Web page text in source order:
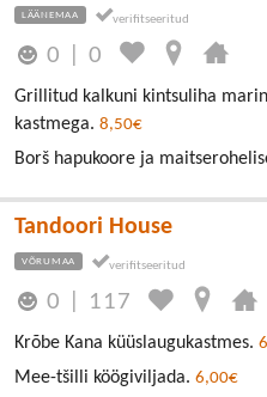
LÄÄNEMAA
0 |0
Grillitud kalkuni kintsuliha
kastmega. 8,50€
Borš hapukoore ja
Tandoori House
VÕRUMAA
0 117
Krõbe Kana küüslaugukastmes.
Mee-tšilli köögiviljada. 6,00€